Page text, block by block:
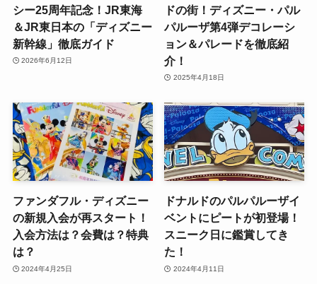
シー25周年記念！JR東海
＆JR東日本の「ディズニー
新幹線」徹底ガイド
2026年6月12日
ドの街！ディズニー・パル
パルーザ第4弾デコレーシ
ョン＆パレードを徹底紹
介！
2025年4月18日
ファンダフル・ディズニー
の新規入会が再スタート！
入会方法は？会費は？特典
は？
2024年4月25日
ドナルドのパルパルーザイ
ベントにピートが初登場！
スニーク日に鑑賞してき
た！
2024年4月11日